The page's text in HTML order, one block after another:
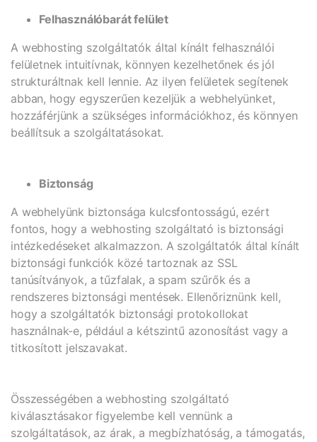
Felhasználóbarát felület
A webhosting szolgáltatók által kínált felhasználói
felületnek intuitívnak, könnyen kezelhetőnek és jól
strukturáltnak kell lennie. Az ilyen felületek segítenek
abban, hogy egyszerűen kezeljük a webhelyünket,
hozzáférjünk a szükséges információkhoz, és könnyen
beállítsuk a szolgáltatásokat.
Biztonság
A webhelyünk biztonsága kulcsfontosságú, ezért
fontos, hogy a webhosting szolgáltató is biztonsági
intézkedéseket alkalmazzon. A szolgáltatók által kínált
biztonsági funkciók közé tartoznak az SSL
tanúsítványok, a tűzfalak, a spam szűrők és a
rendszeres biztonsági mentések. Ellenőriznünk kell,
hogy a szolgáltatók biztonsági protokollokat
használnak-e, például a kétszintű azonosítást vagy a
titkosított jelszavakat.
Összességében a webhosting szolgáltató
kiválasztásakor figyelembe kell vennünk a
szolgáltatások, az árak, a megbízhatóság, a támogatás,